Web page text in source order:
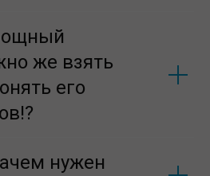
же взять
его
нужен